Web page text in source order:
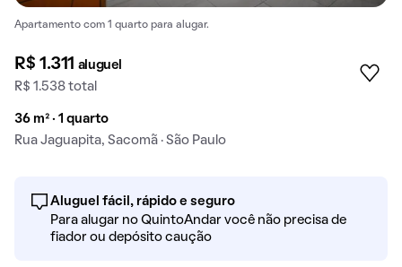
Apartamento com 1 quarto para alugar.
R$ 1.311 aluguel
R$ 1.538 total
36 m² · 1 quarto
Rua Jaguapita, Sacomã · São Paulo
Aluguel fácil, rápido e seguro
Para alugar no QuintoAndar você não precisa de
fiador ou depósito caução